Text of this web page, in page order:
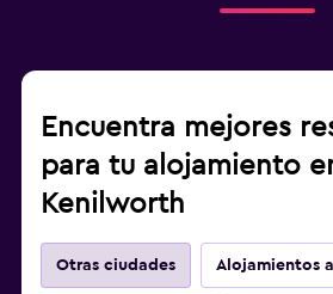
Encuentra mejores
para tu alojamiento
Kenilworth
Otras ciudades Alojamientos